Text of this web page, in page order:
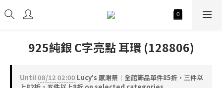
925純銀 C字亮點 耳環 (128806)
Until08/12 02:00 Lucy's 感謝祭｜全館飾品單件85折，三件以